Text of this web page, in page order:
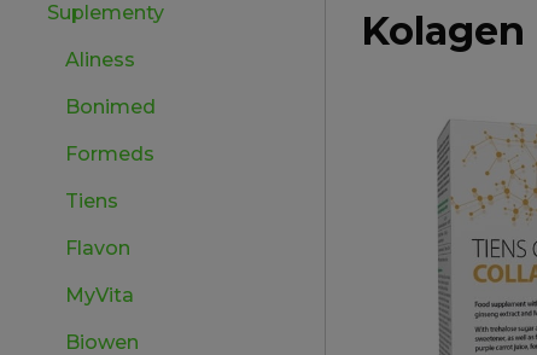
Suplementy
Aliness
Bonimed
Formeds
Tiens
Flavon
MyVita
Biowen
Kolagen